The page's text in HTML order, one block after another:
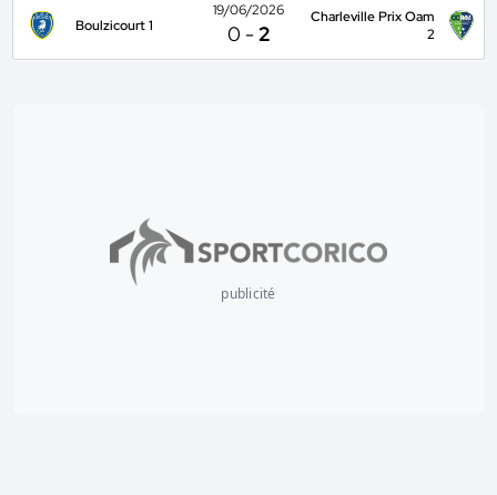
Boulzicourt 1
19/06/2026
0 -2
Charleville Prix Oam
2
publicité